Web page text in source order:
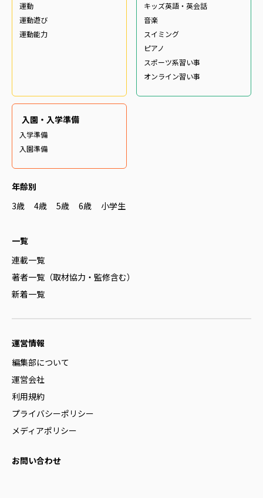
運動
運動遊び
運動能力
キッズ英語・英会話
音楽
スイミング
ピアノ
スポーツ系習い事
オンライン習い事
入園・入学準備
入学準備
入園準備
年齢別
3歳
4歳 5歳 6歳 小学生
一覧
連載一覧
著者一覧（取材協力・監修含む）
新着一覧
運営情報
編集部について
運営会社
利用規約
プライバシーポリシー
メディアポリシー
お問い合わせ